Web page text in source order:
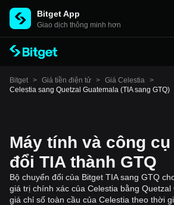
Bitget App
Giao dịch thông minh hơn
Bitget > Giá tiền điện tử > Giá Celestia >
Celestia sang Quetzal Guatemala (TIA sang GTQ)
Máy tính và công
đổi TIA thành GTQ
Bộ chuyển đổi của Bitget TIA sang GTQ
giá trị chính xác của Celestia bằng
giá chỉ số toàn cầu của Celestia theo thời